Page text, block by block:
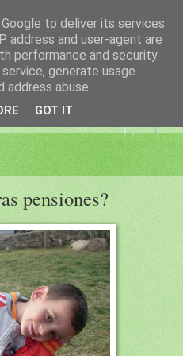
MORENO
pensiones?
to deliver its services
address and user-agent are
performance and security
generate usage
abuse.
GOT IT